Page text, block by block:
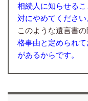
相続人に知らせる
対にやめてください
このような遺言書の
格事由と定められ
があるからです。